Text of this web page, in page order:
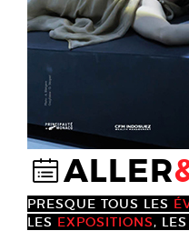
@ALLER
PRESQUE TOUS LES
LES EXPOSITIONS, LES